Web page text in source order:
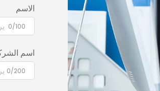
الاسم
0/100
اسم
0/200